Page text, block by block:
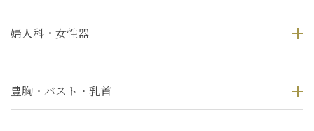
婦人科・女性器
豊胸・バスト・乳首